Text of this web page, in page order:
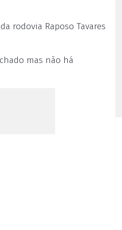
rodovia Raposo Tavares
mas não há